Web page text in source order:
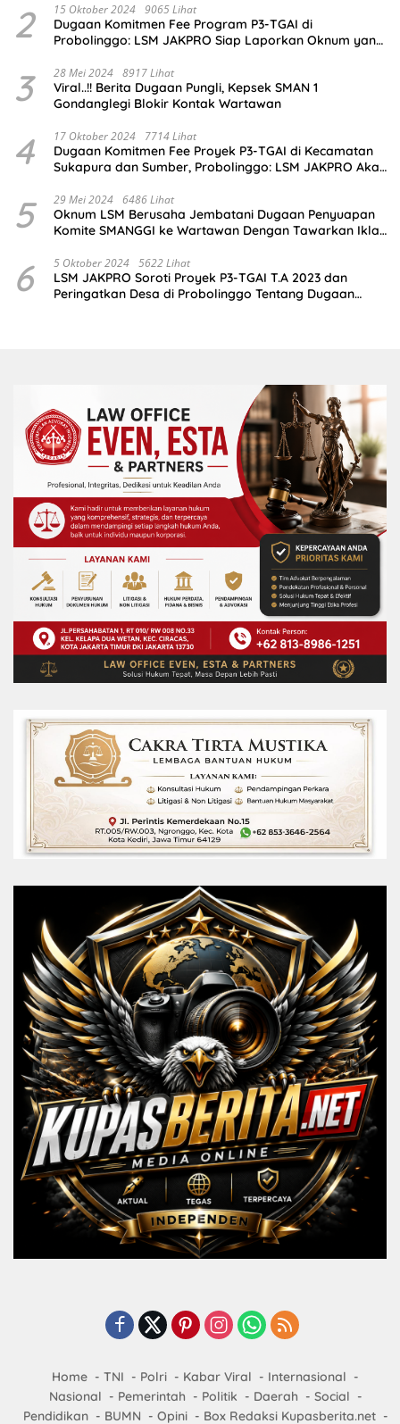
2 15 Oktober 2024 9065 Lihat
Dugaan Komitmen Fee Program P3-TGAI di
Probolinggo: LSM JAKPRO Siap Laporkan Oknum yang
3 28 Mei 2024 8917 Lihat
Viral..!! Berita Dugaan Pungli, Kepsek SMAN 1
Gondanglegi Blokir Kontak Wartawan
4 17 Oktober 2024 7714 Lihat
Dugaan Komitmen Fee Proyek P3-TGAI di Kecamatan
Sukapura dan Sumber, Probolinggo: LSM JAKPRO Akan
5 29 Mei 2024 6486 Lihat
Oknum LSM Berusaha Jembatani Dugaan Penyuapan
Komite SMANGGI ke Wartawan Dengan Tawarkan Iklan
6 5 Oktober 2024 5622 Lihat
LSM JAKPRO Soroti Proyek P3-TGAI T.A 2023 dan
Peringatkan Desa di Probolinggo Tentang Dugaan
Home TNI Polri Kabar Viral
Internasional
Nasional
Pemerintah Politik Daerah
Social
Pendidikan
BUMN Opini Box Redaksi Kupasberita.net